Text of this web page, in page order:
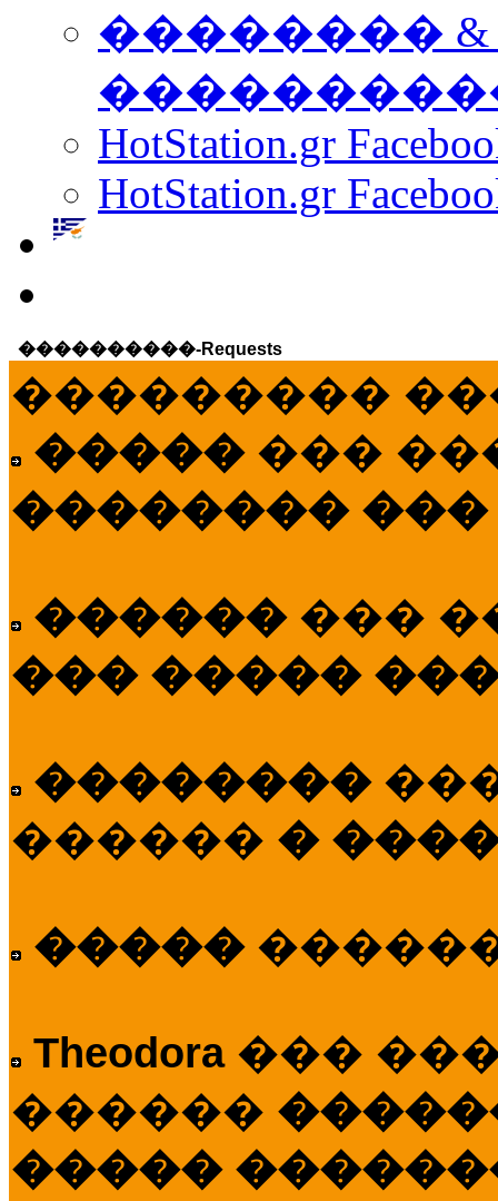
��������
HotStation.gr
HotStation.gr
����������-Requests
���������
����� ���
��������
������ ���
��� �����
��������
������ �
�����
Theodora ���
������
�����